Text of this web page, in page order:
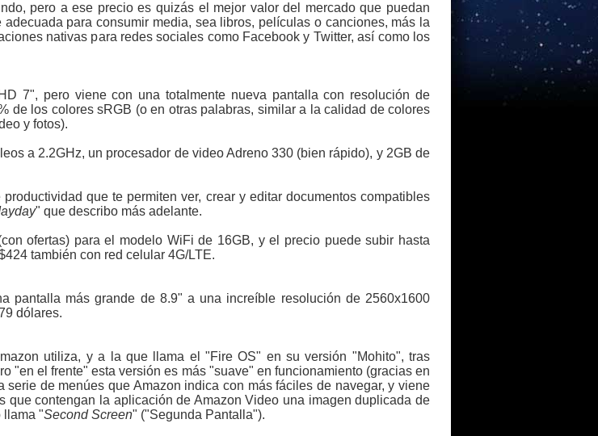
pero a ese precio es quizás el mejor valor del mercado que puedan
para consumir media, sea libros, películas o canciones, más la
nativas para redes sociales como Facebook y Twitter, así como los
7", pero viene con una totalmente nueva pantalla con resolución de
de los colores sRGB (o en otras palabras, similar a la calidad de colores
y fotos).
a 2.2GHz, un procesador de video Adreno 330 (bien rápido), y 2GB de
que te permiten ver, crear y editar documentos compatibles
" que describo más adelante.
ofertas) para el modelo WiFi de 16GB, y el precio puede subir hasta
también con red celular 4G/LTE.
pantalla más grande de 8.9" a una increíble resolución de 2560x1600
dólares.
utiliza, y a la que llama el "Fire OS" en su versión "Mohito", tras
"en el frente" esta versión es más "suave" en funcionamiento (gracias en
de menúes que Amazon indica con más fáciles de navegar, y viene
contengan la aplicación de Amazon Video una imagen duplicada de
llama "Second Screen" ("Segunda Pantalla").